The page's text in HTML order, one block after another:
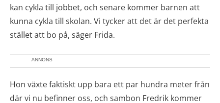
kan cykla till jobbet, och senare kommer barnen att
kunna cykla till skolan. Vi tycker att det är det perfekta
stället att bo på, säger Frida.
ANNONS
Hon växte faktiskt upp bara ett par hundra meter från
där vi nu befinner oss, och sambon Fredrik kommer